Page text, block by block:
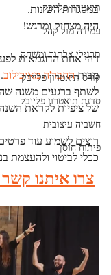
תיאטרון פלייבק
עמידה מול קהל
תרגילי אלתור ומשחק
קורס תיאטרון פלייבק
סדנת תיאטרון פלייבק
חשביה עיצובית
פיתוח חוסן
במסגרות השונות.
היה מצחיק ומרגש!
זוהי אחת הדוגמאות
מבית החבר'ה מאיכילוב
לשתף ברגעים משנה
של ציפיות לקראת
רוצים לשמוע עוד
ככלי לביטוי ולהעצמת
צרו איתנו